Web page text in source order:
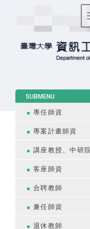
SUBMENU
專任師資
專案計畫師資
講座教授、中研
客座師資
合聘教師
兼任師資
退休教師